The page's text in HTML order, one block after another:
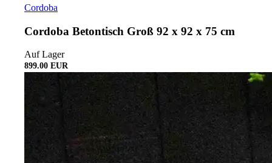
Cordoba
Cordoba Betontisch Groß 92 x 92 x 75 cm
Auf Lager
899.00 EUR